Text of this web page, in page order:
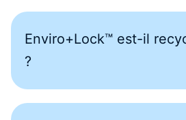
Enviro+Lock™ est-il
?